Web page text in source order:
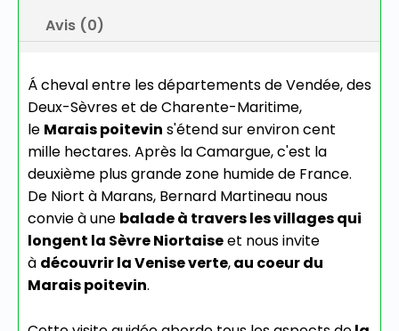
Avis (0)
Á cheval entre les départements de Vendée, des
Deux-Sèvres et de Charente-Maritime,
le Marais poitevin s'étend sur environ cent
mille hectares. Après la Camargue, c'est la
deuxième plus grande zone humide de France.
De Niort à Marans, Bernard Martineau nous
convie à une balade à travers les villages qui
longent la Sèvre Niortaiseet nous invite
à découvrir la Venise verte,au coeur du
Marais poitevin.